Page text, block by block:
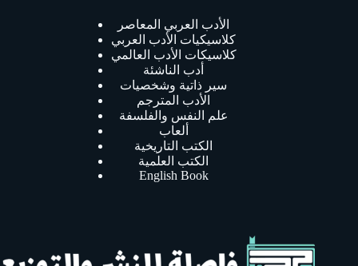
الأدب العربي المعاصر
كلاسيكيات الأدب العربي
كلاسيكات الأدب العالمي
أدب الناشئة
سير ذاتية وشخصيات
الأدب المترجم
علم النفس والفلسفة
ألعاب
الكتب التاريخية
الكتب العلمية
English Book